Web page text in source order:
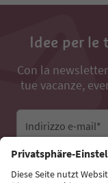
Idee per le
Con la
tue vacanze,
Indirizzo e-mail*